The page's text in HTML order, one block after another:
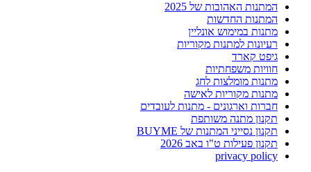
המתנות האהובות של 2025
המתנות החדשות
מתנות במימוש אונליין
רעיונות למתנות מקוריות
גיפט קארד
חוויות משפחתיות
מתנות מומלצות לחג
מתנות מקוריות לאישה
חברות וארגונים - מתנות לעובדים
תקנון מתנה משותפת
תקנון נסייני המתנות של BUYME
תקנון פעילות ט"ו באב 2026
privacy policy